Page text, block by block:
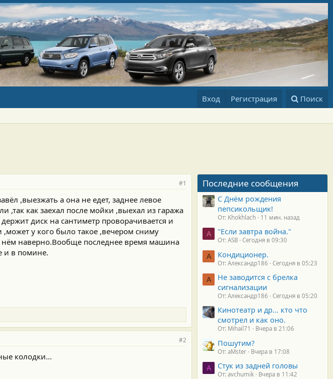
Вход Регистрация Поиск
#1
,выезжать а она не едет, заднее левое
,так как заехал после мойки ,выехал из гаража
диск на сантиметр проворачивается и
,может у кого было такое ,вечером сниму
нём наверно.Вообще последнее время машина
и в помине.
#2
колодки...
Последние сообщения
С Днём рождения
пепсикольщик!
От: Khokhlach 11 мин. назад
A "Если завтра война."
От: ASB Сегодня в 09:30
А Кондиционер.
От: Александр186 Сегодня в 05:23
А
Не заводится с брелка
сигнализации
От: Александр186 Сегодня в 05:20
Кинотеатр и др... кто что
смотрел и как оно.
От: Mihail71 Вчера в 21:06
Пошутим?
От: aMster Вчера в 17:08
A Стук из задней головы
От: avchumik Вчера в 11:42